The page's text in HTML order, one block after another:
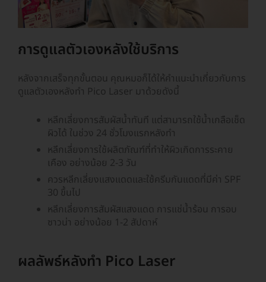
การดูแลตัวเองหลังใช้บริการ
หลังจากเสร็จทุกขั้นตอน คุณหมอก็ได้ให้คำแนะนำเกี่ยวกับการ
ดูแลตัวเองหลังทำ Pico Laser มาด้วยดังนี้
หลีกเลี่ยงการสัมผัสน้ำทันที แต่สามารถใช้น้ำเกลือเช็ด
ผิวได้ ในช่วง 24 ชั่วโมงแรกหลังทำ
หลีกเลี่ยงการใช้ผลิตภัณฑ์ที่ทำให้ผิวเกิดการระคาย
เคือง อย่างน้อย 2-3 วัน
ควรหลีกเลี่ยงแสงแดดและใช้ครีมกันแดดที่มีค่า SPF
30 ขึ้นไป
หลีกเลี่ยงการสัมผัสแสงแดด การแช่น้ำร้อน การอบ
ซาวน่า อย่างน้อย 1-2 สัปดาห์
ผลลัพธ์หลังทำ Pico Laser